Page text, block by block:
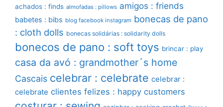
achados : finds almofadas : pillows amigos : friends
babetes : bibs blog facebook instagram bonecas de pano
: cloth dolls bonecas solidárias : solidarity dolls
bonecos de pano : soft toys brincar : play
casa da avó : grandmother´s home
Cascais celebrar : celebrate celebrar :
celebrate clientes felizes : happy customers